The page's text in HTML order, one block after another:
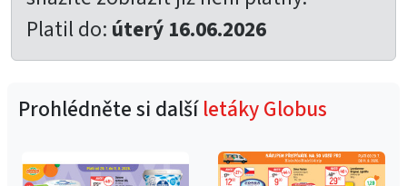
Platil do: úterý 16.06.2026
Prohlédněte si dalšíletáky Globus